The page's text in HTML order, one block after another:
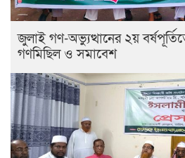
জুলাই গণ-অভ্যুত্থানের ২য়
গণমিছিল ও সমাবেশ